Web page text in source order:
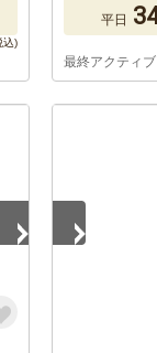
平日
最終アクティ